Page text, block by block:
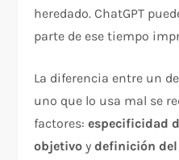
heredado. ChatGPT
parte de ese tiempo
La diferencia entre un
uno que lo usa mal se
factores:especificidad
objetivo ydefinición